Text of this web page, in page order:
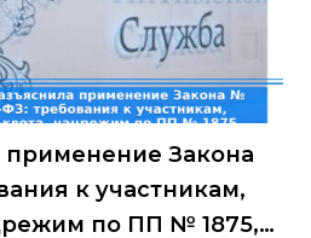
Закона
к участникам,
по ПП № 1875,